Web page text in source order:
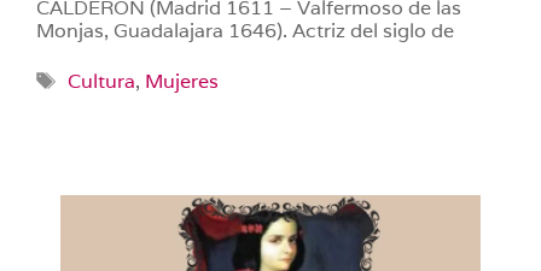
CALDERÓN (Madrid 1611 – Valfermoso de las
Monjas, Guadalajara 1646). Actriz del siglo de
Etiquetas
Cultura, Mujeres